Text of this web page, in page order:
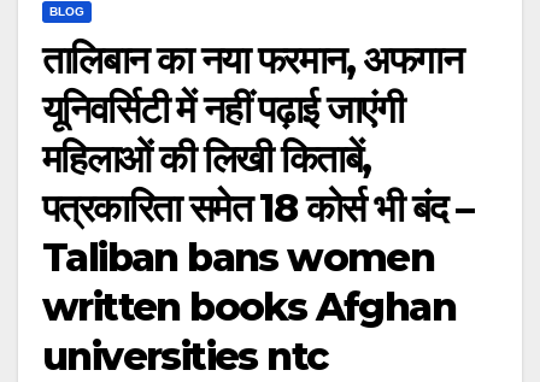
BLOG
तालिबान का नया फरमान, अफगान
यूनिवर्सिटी में नहीं पढ़ाई जाएंगी
महिलाओं की लिखी किताबें,
पत्रकारिता समेत 18 कोर्स भी बंद –
Taliban bans women
written books Afghan
universities ntc